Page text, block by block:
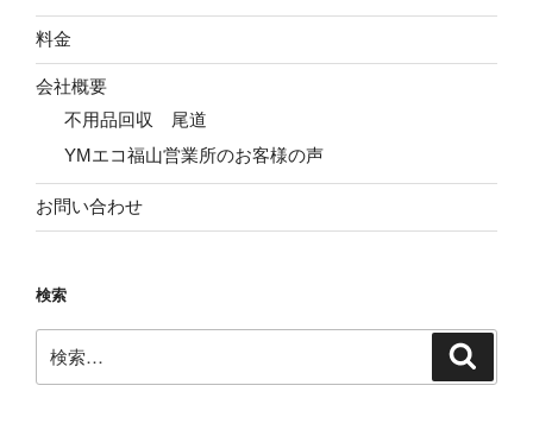
料金
会社概要
不用品回収 尾道
YMエコ福山営業所のお客様の声
お問い合わせ
検索
索: